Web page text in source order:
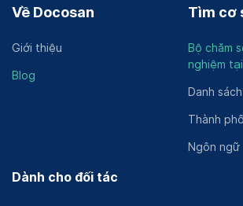
Về Docosan
Giới thiệu
Blog
Tìm cơ
Bộ chăm
nghiệm
Danh
Thành phố
Ngôn ngữ
Dành cho đối tác